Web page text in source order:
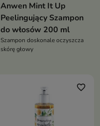
Anwen Mint It Up
Peelingujący Szampon
do włosów 200 ml
Szampon doskonale oczyszcza
skórę głowy
favorite_border